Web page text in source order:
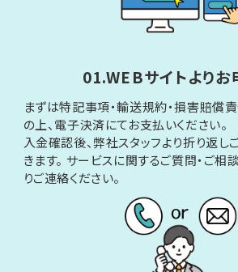
01.WEBサイトよりお
まずは特記事項・輸送規約・損害賠償
の上、電子決済にてお支払いください。
入金確認後、弊社スタッフより折り返し
きます。 サービスに関するご質問・ご相
りご連絡ください。